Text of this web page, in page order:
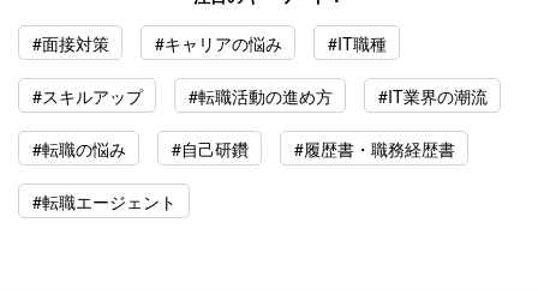
#面接対策
#キャリアの悩み #IT職種
#スキルアップ #転職活動の進め方 #IT業界の潮流
#転職の悩み #自己研鑽 #履歴書・職務経歴書
#転職エージェント